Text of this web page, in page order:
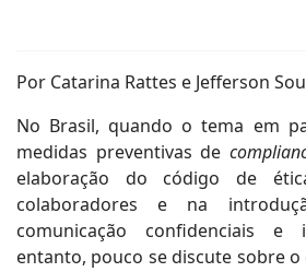
Por Catarina Rattes e Jefferson
No Brasil, quando o tema em
medidas preventivas de
elaboração do código de
colaboradores e na
comunicação confidenciais e
entanto, pouco se discute sobre o